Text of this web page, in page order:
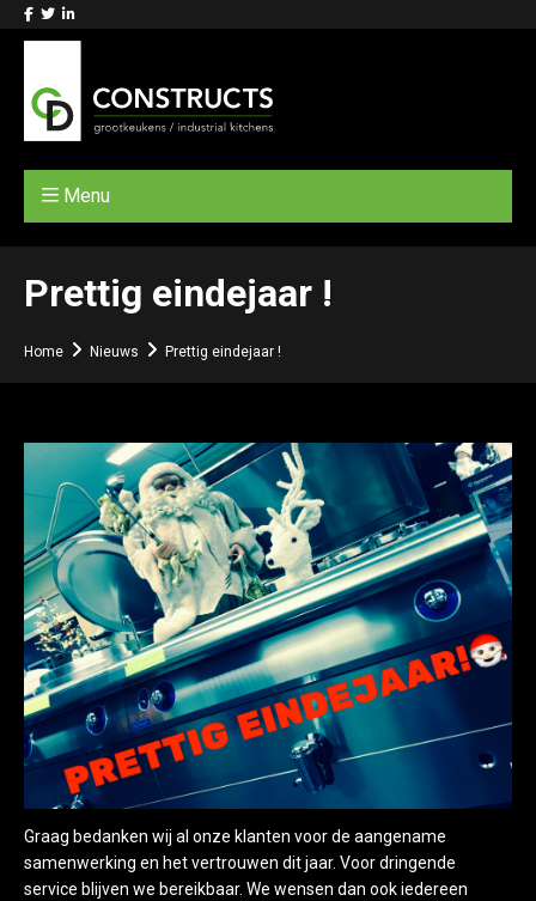
Menu
Prettig eindejaar !
Home Nieuws Prettig eindejaar !
Graag bedanken wij al onze klanten voor de aangename
samenwerking en het vertrouwen dit jaar. Voor dringende
service blijven we bereikbaar. We wensen dan ook iedereen